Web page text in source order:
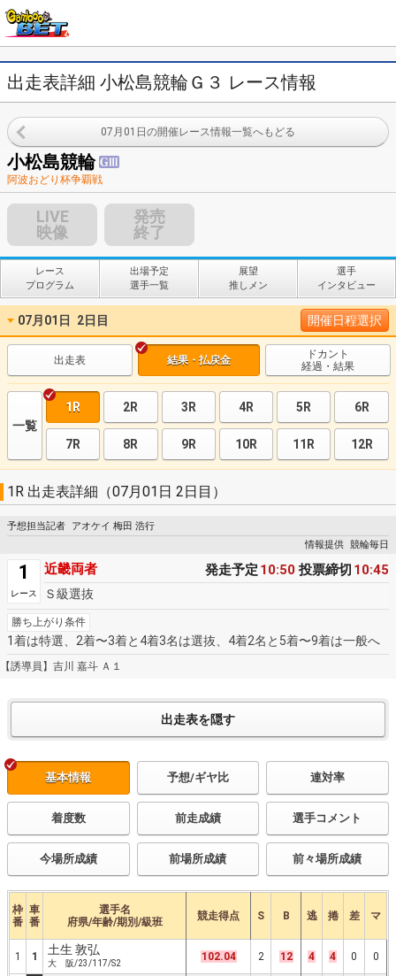
出走表詳細 小松島競輪Ｇ３ レース情報
07月01日の開催レース情報一覧へもどる
小松島競輪
阿波おどり杯争覇戦
LIVE
映像
発売
終了
レース
プログラム
出場予定
選手一覧
展望
推しメン
選手
インタビュー
07月01日 2日目 開催日程選択
出走表 結果・払戻金
ドカント
経過・結果
一覧
1R 2R 3R 4R 5R 6R
7R 8R 9R 10R 11R 12R
1R 出走表詳細（07月01日 2日目）
予想担当記者
アオケイ 梅田 浩行
情報提供 競輪毎日
1
レース
近畿両者 発走予定 10:50 投票締切 10:45
Ｓ級選抜
勝ち上がり条件
1着は特選、2着〜3着と4着3名は選抜、4着2名と5着〜9着は一般へ
【誘導員】吉川 嘉斗 Ａ１
基本情報 予想/ギヤ比 連対率
着度数 前走成績 選手コメント
今場所成績 前場所成績 前々場所成績
枠
番
車
番
選手名
府県/年齢/期別/級班
競走得点 S B 逃 捲 差 マ
1 1 土生 敦弘
大 阪/23/117/S2
102.04 2 12 4 4 0 0